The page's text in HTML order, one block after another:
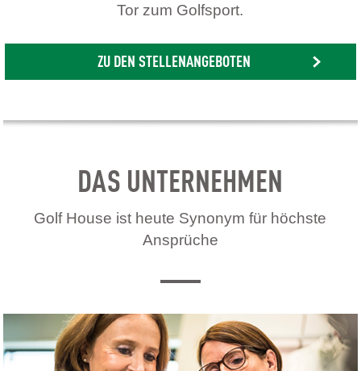
Tor zum Golfsport.
ZU DEN STELLENANGEBOTEN
DAS UNTERNEHMEN
Golf House ist heute Synonym für höchste
Ansprüche